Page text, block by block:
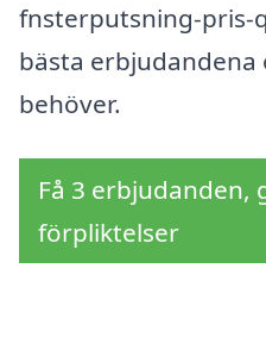
fnsterputsning-pris-
bästa erbjudandena
behöver.
Få 3 erbjudanden,
förpliktelser